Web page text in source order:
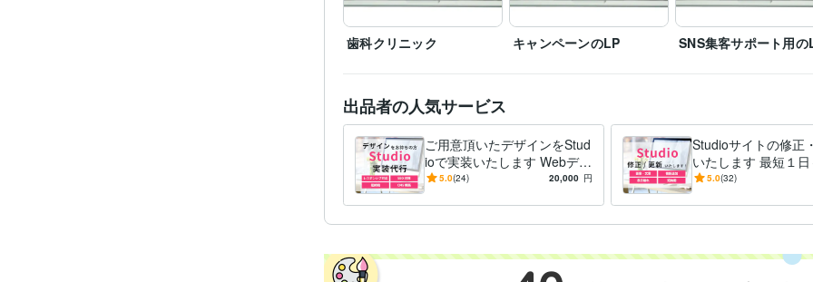
歯科クリニック キャンペーンのLP SNS集客サポート用の
出品者の人気サービス
ご用意頂いたデザインをStud
ioで実装いたします Webデザ
イナー様・Web制作会社様に
5.0(24) 20,000 円
Studioサイトの修正
いたします 最短１
可能！デザイナー様
5.0(32)